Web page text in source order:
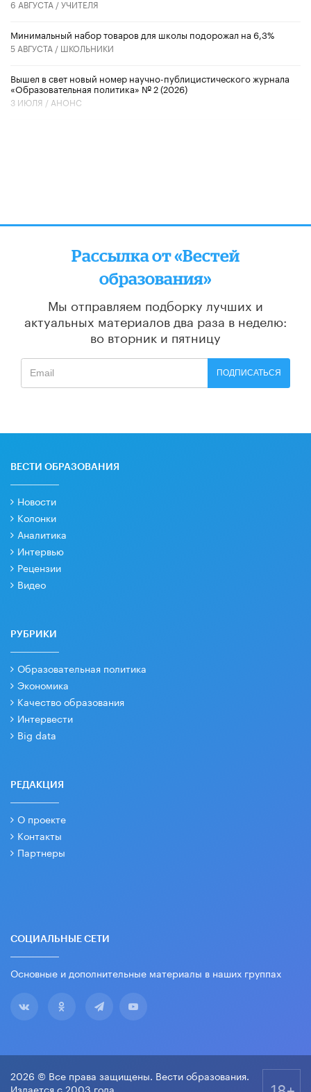
6 АВГУСТА /УЧИТЕЛЯ
Минимальный набор товаров для школы подорожал на 6,3%
5 АВГУСТА / ШКОЛЬНИКИ
Вышел в свет новый номер научно-публицистического журнала
«Образовательная политика» № 2 (2026)
3 ИЮЛЯ / АНОНС
Рассылка от «Вестей
образования»
Мы отправляем подборку лучших и
актуальных материалов два раза в неделю:
во вторник и пятницу
ПОДПИСАТЬСЯ
ВЕСТИ ОБРАЗОВАНИЯ
Новости
Колонки
Аналитика
Интервью
Рецензии
Видео
РУБРИКИ
Образовательная политика
Экономика
Качество образования
Интервести
Big data
РЕДАКЦИЯ
О проекте
Контакты
Партнеры
СОЦИАЛЬНЫЕ СЕТИ
Основные и дополнительные материалы в наших группах
2026 © Все права защищены. Вести образования.
Издается с 2003 года